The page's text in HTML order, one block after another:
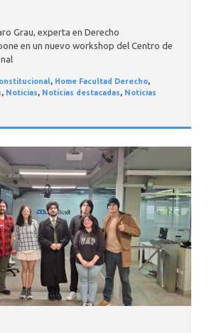
Grau, experta en Derecho
en un nuevo workshop del Centro de
, Home Facultad Derecho,
, Noticias, Noticias destacadas, Noticias